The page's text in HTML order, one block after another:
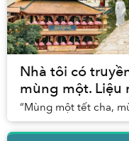
Nhà tôi có
mùng một. Liệu
“Mùng một tết cha,